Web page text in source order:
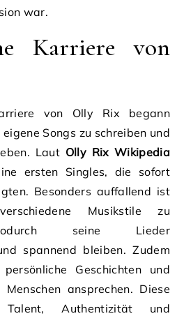
war.
Karriere von
von Olly Rix begann
Songs zu schreiben und
Laut Olly Rix Wikipedia
ersten Singles, die sofort
Besonders auffallend ist
Musikstile zu
seine Lieder
spannend bleiben. Zudem
Geschichten und
ansprechen. Diese
Authentizität und